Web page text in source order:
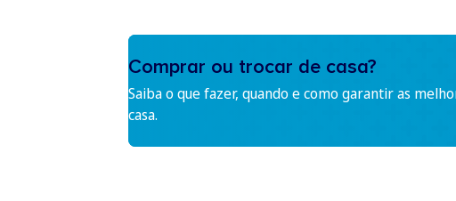
Comprar ou trocar de casa?
Saiba o que fazer, quando e como garantir as
casa.